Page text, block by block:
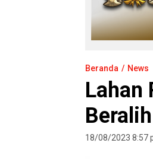
Beranda News
Lahan
18/08/2023 8:57